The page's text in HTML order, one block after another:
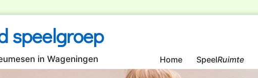
speelgroep
in Wageningen Home SpeelRuimte